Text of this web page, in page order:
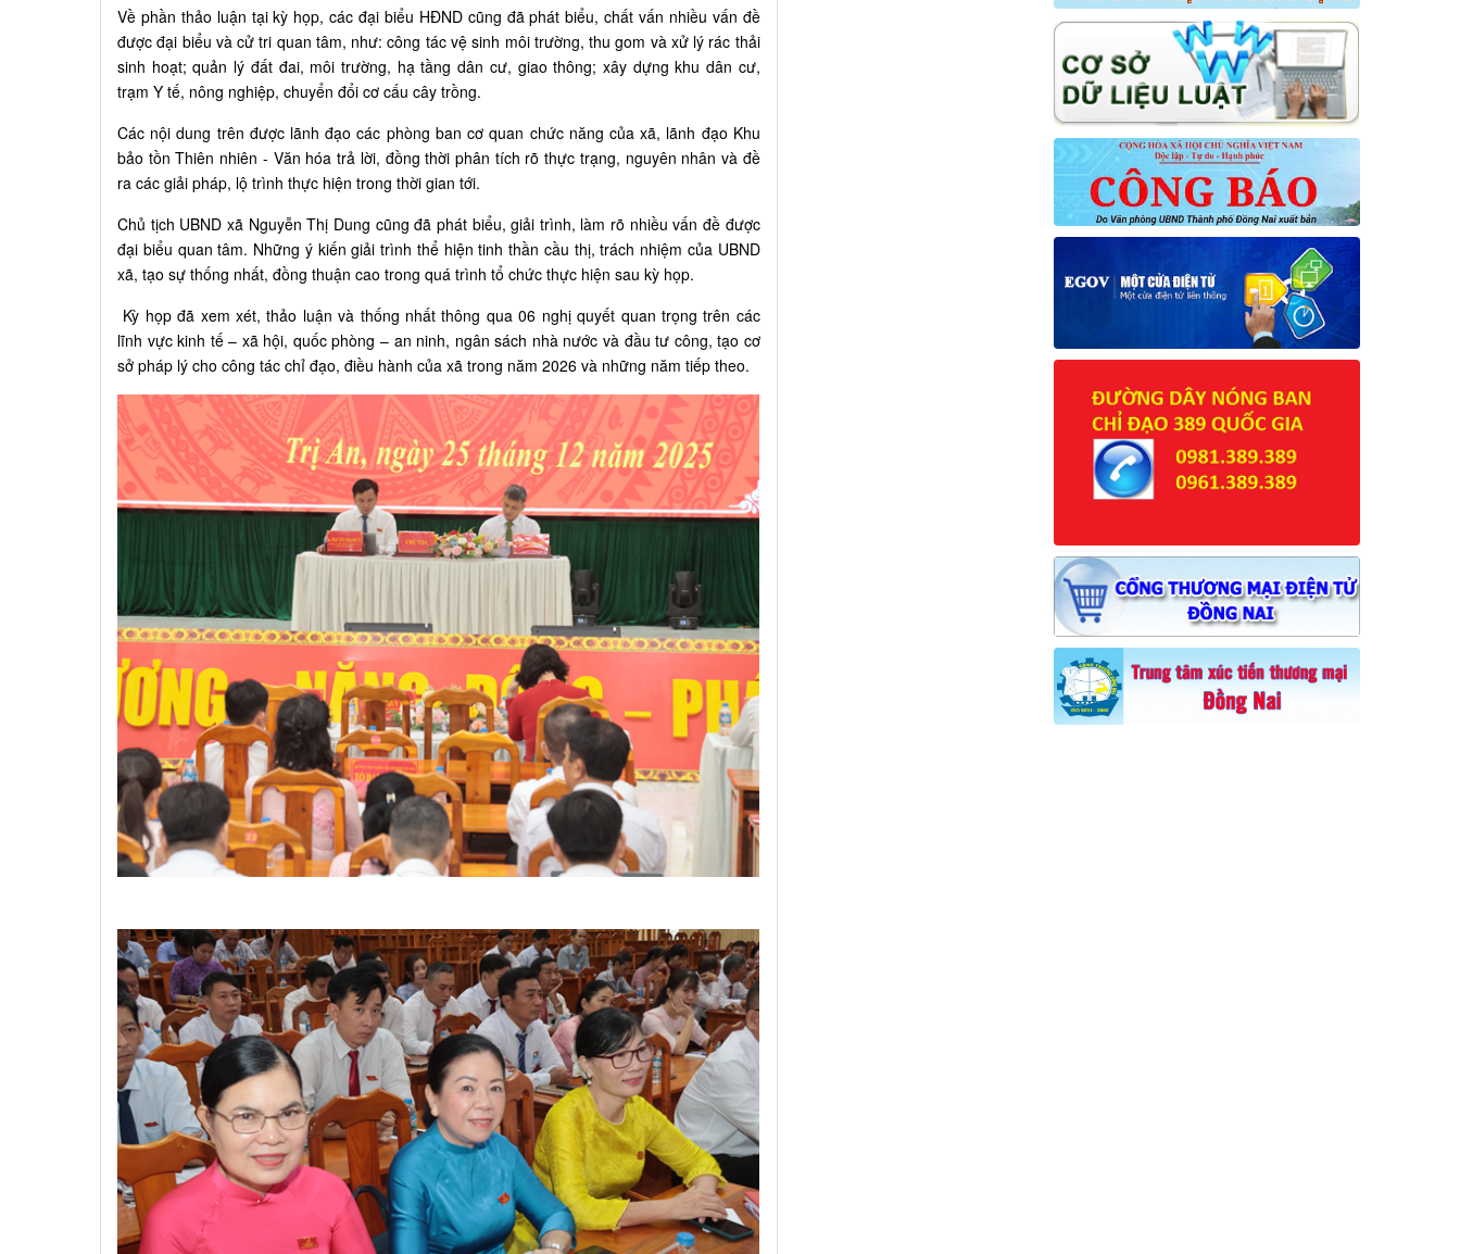
Về phần thảo luận tại kỳ họp, các đại biểu HĐND cũng đã phát biểu, chất vấn nhiều vấn đề
được đại biểu và cử tri quan tâm, như: công tác vệ sinh môi trường, thu gom và xử lý rác thải
sinh hoạt; quản lý đất đai, môi trường, hạ tầng dân cư, giao thông; xây dựng khu dân cư,
trạm Y tế, nông nghiệp, chuyển đổi cơ cấu cây trồng.
Các nội dung trên được lãnh đạo các phòng ban cơ quan chức năng của xã, lãnh đạo Khu
bảo tồn Thiên nhiên - Văn hóa trả lời, đồng thời phân tích rõ thực trạng, nguyên nhân và đề
ra các giải pháp, lộ trình thực hiện trong thời gian tới.
Chủ tịch UBND xã Nguyễn Thị Dung cũng đã phát biểu, giải trình, làm rõ nhiều vấn đề được
đại biểu quan tâm. Những ý kiến giải trình thể hiện tinh thần cầu thị, trách nhiệm của UBND
xã, tạo sự thống nhất, đồng thuận cao trong quá trình tổ chức thực hiện sau kỳ họp.
Kỳ họp đã xem xét, thảo luận và thống nhất thông qua 06 nghị quyết quan trọng trên các
lĩnh vực kinh tế – xã hội, quốc phòng – an ninh, ngân sách nhà nước và đầu tư công, tạo cơ
sở pháp lý cho công tác chỉ đạo, điều hành của xã trong năm 2026 và những năm tiếp theo.